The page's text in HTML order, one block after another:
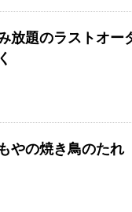
放題のラストオー
やの焼き鳥のたれ